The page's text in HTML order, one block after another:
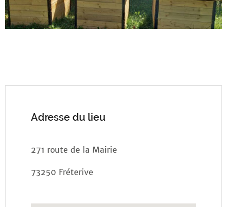
Adresse du lieu
271 route de la Mairie
73250 Fréterive